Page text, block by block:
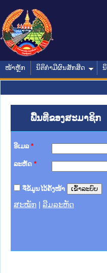
ໜ້າຫຼັກ ນິຕິກໍາມີຜົນສັກສິດ
ພື້ນທີ່ຂອງສະມາຊິກ
ອີເມລ *
ລະຫັດ *
ຈື່ຂໍ້ມູນໄວ້ຄັ້ງໜ້າ
ສະໝັກ ລືມລະຫັດ
ຊາຊົນ ພາກເໜືອ
ການ
ກາງ
ກໃຕ້
ນຕຳຫຼວດປະຊາຊົນ
ສັນຕິບານປະຊາຊົນ
ກເໜືອ
ຊາຊົນ ພາກກາງ